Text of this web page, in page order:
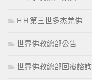
H.H.第三世多杰羌佛
世界佛教總部公告
世界佛教總部回覆諮詢